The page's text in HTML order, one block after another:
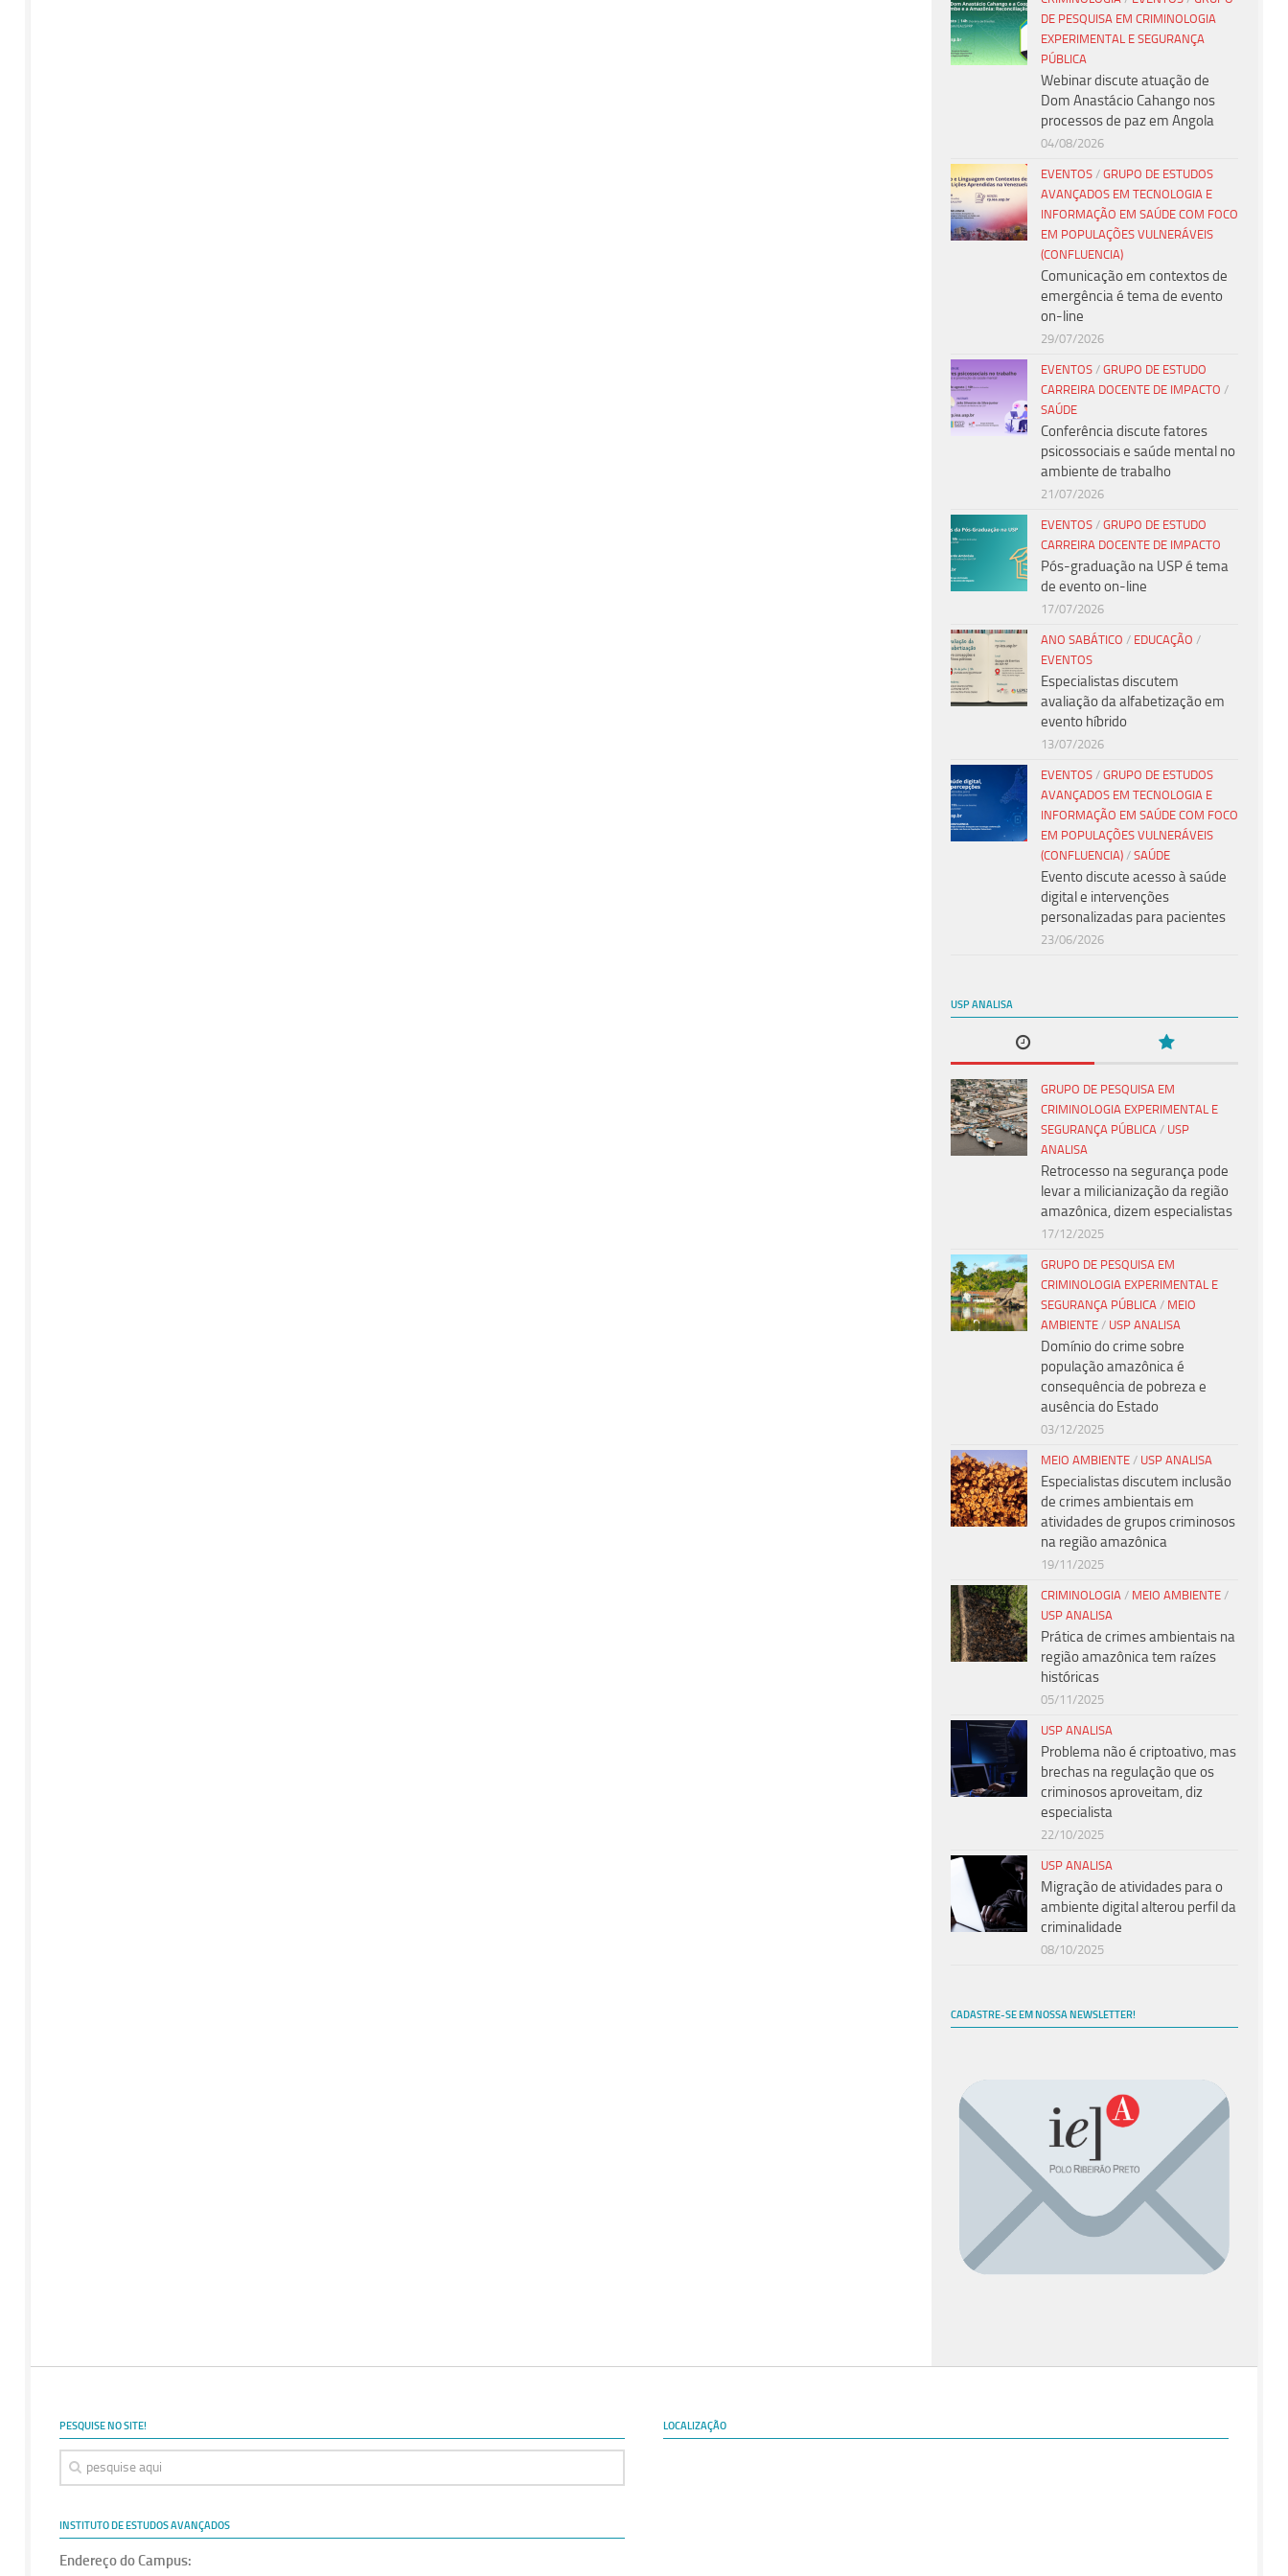
DE PESQUISA EM CRIMINOLOGIA
EXPERIMENTAL E SEGURANÇA
PÚBLICA
Webinar discute atuação de
Dom Anastácio Cahango nos
processos de paz em Angola
04/08/2026
EVENTOS / GRUPO DE ESTUDOS
AVANÇADOS EM TECNOLOGIA E
INFORMAÇÃO EM SAÚDE COM FOCO
EM POPULAÇÕES VULNERÁVEIS
(CONFLUENCIA)
Comunicação em contextos de
emergência é tema de evento
on-line
29/07/2026
EVENTOS / GRUPO DE ESTUDO
CARREIRA DOCENTE DE IMPACTO /
SAÚDE
Conferência discute fatores
psicossociais e saúde mental no
ambiente de trabalho
21/07/2026
EVENTOS / GRUPO DE ESTUDO
CARREIRA DOCENTE DE IMPACTO
Pós-graduação na USP é tema
de evento on-line
17/07/2026
ANO SABÁTICO / EDUCAÇÃO /
EVENTOS
Especialistas discutem
avaliação da alfabetização em
evento híbrido
13/07/2026
EVENTOS / GRUPO DE ESTUDOS
AVANÇADOS EM TECNOLOGIA E
INFORMAÇÃO EM SAÚDE COM FOCO
EM POPULAÇÕES VULNERÁVEIS
(CONFLUENCIA) / SAÚDE
Evento discute acesso à saúde
digital e intervenções
personalizadas para pacientes
23/06/2026
USP ANALISA
GRUPO DE PESQUISA EM
CRIMINOLOGIA EXPERIMENTAL E
SEGURANÇA PÚBLICA / USP
ANALISA
Retrocesso na segurança pode
levar a milicianização da região
amazônica, dizem especialistas
17/12/2025
GRUPO DE PESQUISA EM
CRIMINOLOGIA EXPERIMENTAL E
SEGURANÇA PÚBLICA / MEIO
AMBIENTE / USP ANALISA
Domínio do crime sobre
população amazônica é
consequência de pobreza e
ausência do Estado
03/12/2025
MEIO AMBIENTE / USP ANALISA
Especialistas discutem inclusão
de crimes ambientais em
atividades de grupos criminosos
na região amazônica
19/11/2025
CRIMINOLOGIA / MEIO AMBIENTE /
USP ANALISA
Prática de crimes ambientais na
região amazônica tem raízes
históricas
05/11/2025
USP ANALISA
Problema não é criptoativo, mas
brechas na regulação que os
criminosos aproveitam, diz
especialista
22/10/2025
USP ANALISA
Migração de atividades para o
ambiente digital alterou perfil da
criminalidade
08/10/2025
CADASTRE-SE EM NOSSA NEWSLETTER!
PESQUISE NO SITE!
INSTITUTO DE ESTUDOS AVANÇADOS
Endereço do Campus:
LOCALIZAÇÃO